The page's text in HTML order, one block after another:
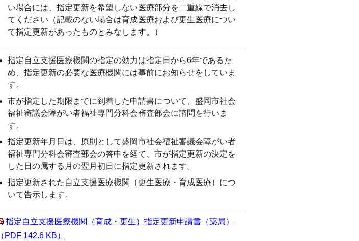
い場合には、指定更新を希望しない医療部分を二重線で消去し
てください（記載のない場合は育成医療および更生医療につい
て指定更新があったものとみなします。）
指定自立支援医療機関の指定の効力は指定日から6年であるた
め、指定更新の必要な医療機関には事前にお知らせをしていま
す。
市が指定した期限までに到着した申請書について、盛岡市社会
福祉審議会障がい者福祉専門分科会審査部会に諮問を行いま
す。
指定更新年月日は、原則として盛岡市社会福祉審議会障がい者
福祉専門分科会審査部会の答申を経て、市が指定更新の決定を
した日の属する月の翌月初日に指定更新されます。
指定更新された自立支援医療機関（更生医療・育成医療）につ
いて告示します。
指定自立支援医療機関（育成・更生）指定更新申請書（薬局）
（PDF 142.6 KB）